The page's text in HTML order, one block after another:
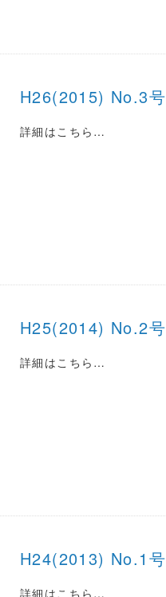
H26(2015) No.3号
詳細はこちら…
H25(2014) No.2号
詳細はこちら…
H24(2013) No.1号
詳細はこちら…